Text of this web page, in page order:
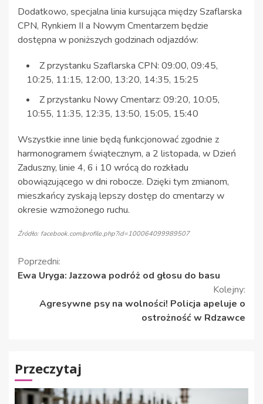
Dodatkowo, specjalna linia kursująca między Szaflarska
CPN, Rynkiem II a Nowym Cmentarzem będzie
dostępna w poniższych godzinach odjazdów:
Z przystanku Szaflarska CPN: 09:00, 09:45,
10:25, 11:15, 12:00, 13:20, 14:35, 15:25
Z przystanku Nowy Cmentarz: 09:20, 10:05,
10:55, 11:35, 12:35, 13:50, 15:05, 15:40
Wszystkie inne linie będą funkcjonować zgodnie z
harmonogramem świątecznym, a 2 listopada, w Dzień
Zaduszny, linie 4, 6 i 10 wrócą do rozkładu
obowiązującego w dni robocze. Dzięki tym zmianom,
mieszkańcy zyskają lepszy dostęp do cmentarzy w
okresie wzmożonego ruchu.
Źródło: facebook.com/profile.php?id=100064099989507
Kontynuuj
czytanie
Poprzedni:
Ewa Uryga: Jazzowa podróż od głosu do basu
Kolejny:
Agresywne psy na wolności! Policja apeluje o
ostrożność w Rdzawce
Przeczytaj